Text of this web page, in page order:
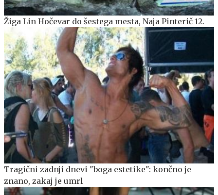
Žiga Lin Hočevar do šestega mesta, Naja Pinterič 12.
Tragični zadnji dnevi "boga estetike": končno je
znano, zakaj je umrl